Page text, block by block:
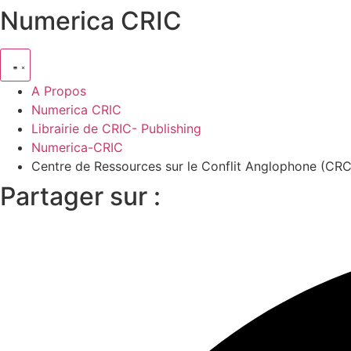
Numerica CRIC
A Propos
Numerica CRIC
Librairie de CRIC- Publishing
Numerica-CRIC
Centre de Ressources sur le Conflit Anglophone
Partager sur :